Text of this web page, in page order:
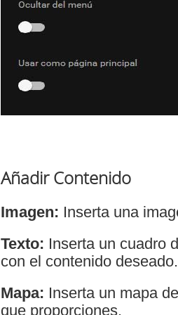
Añadir Contenido
Imagen: Inserta una
Texto: Inserta un cuadro
con el contenido deseado.
Mapa: Inserta un mapa
que proporciones.